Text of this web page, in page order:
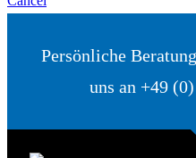
Persönliche
uns an +49